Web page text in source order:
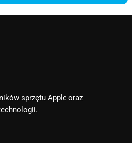
sprzętu Apple oraz